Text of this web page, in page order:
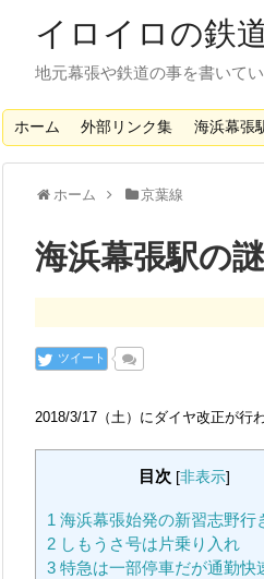
イロイロの鉄
地元幕張や鉄道の事を書いて
ホーム 外部リンク集 海浜幕張
ホーム 京葉線
海浜幕張駅の
ツイート
2018/3/17（土）にダイヤ改正が行
目次 [非表示]
1 海浜幕張始発の新習志野行
2 しもうさ号は片乗り入れ
3 特急は一部停車だが通勤快